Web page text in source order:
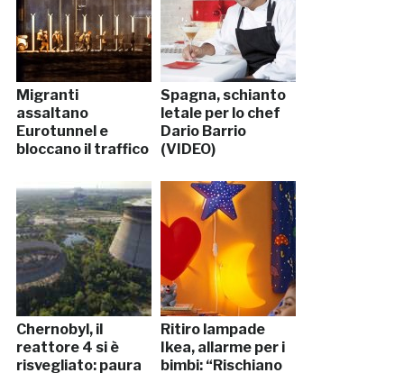
Migranti
assaltano
Eurotunnel e
bloccano il traffico
Spagna, schianto
letale per lo chef
Dario Barrio
(VIDEO)
Chernobyl, il
reattore 4 si è
risvegliato: paura
Ritiro lampade
Ikea, allarme per i
bimbi: “Rischiano